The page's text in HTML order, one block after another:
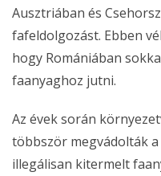
Ausztriában és
fafeldolgozást. Ebben
hogy Romániában
faanyaghoz jutni.
Az évek során
többször megvádolták
illegálisan kitermelt